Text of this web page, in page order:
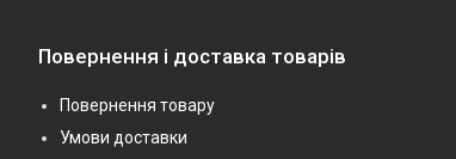
Повернення і доставка товарів
Повернення товару
Умови доставки